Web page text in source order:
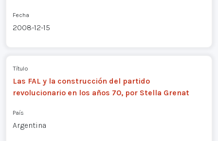
Fecha
2008-12-15
Título
Las FAL y la construcción del partido
revolucionario en los años 70, por Stella Grenat
País
Argentina